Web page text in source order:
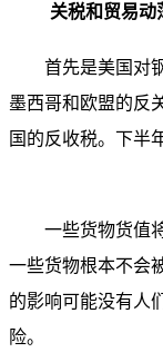
关税和贸易动
首先是美国对
墨西哥和欧盟的反
国的反收税。下半
一些货物货值
一些货物根本不会
的影响可能没有人
险。